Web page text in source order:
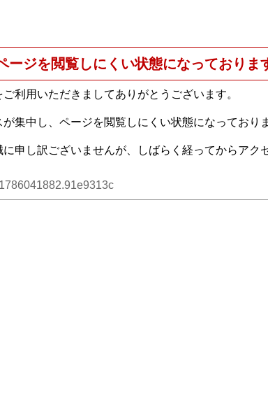
ージを閲覧しにくい状態になっておりま
利用いただきましてありがとうございます。
集中し、ページを閲覧しにくい状態になっており
申し訳ございませんが、しばらく経ってからア